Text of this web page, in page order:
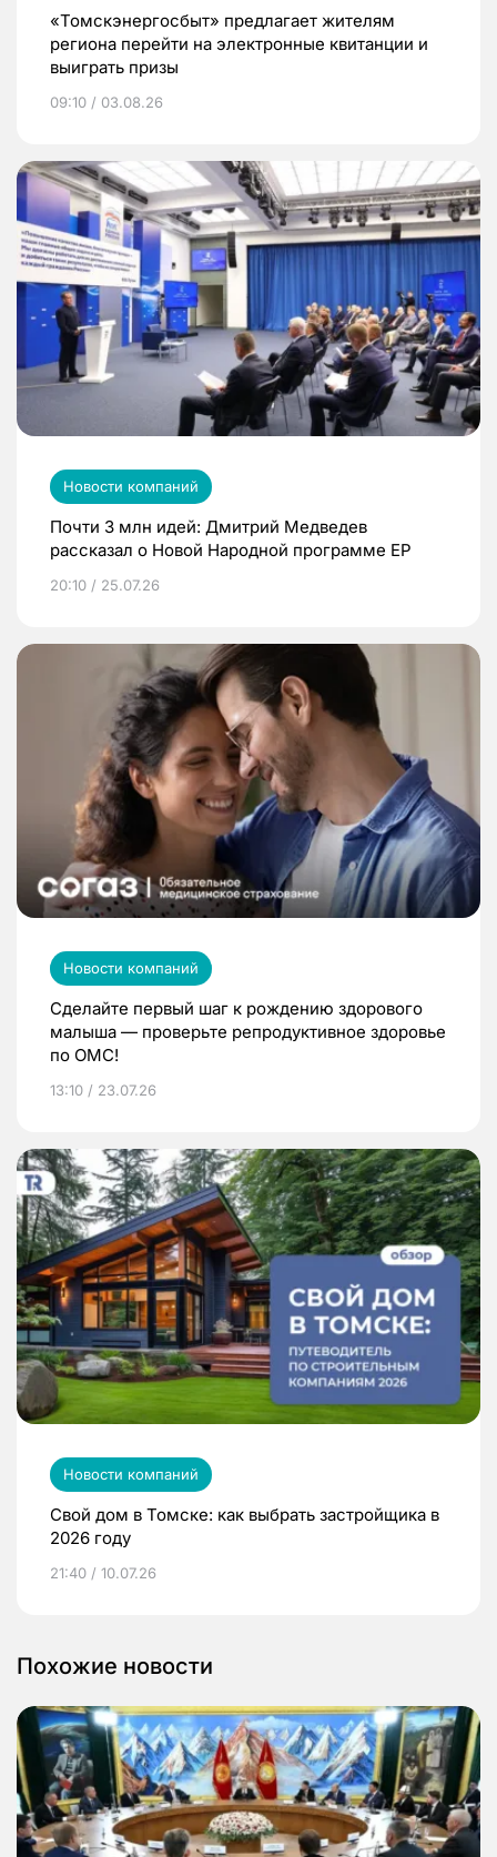
«Томскэнергосбыт» предлагает жителям
региона перейти на электронные квитанции и
выиграть призы
09:10 / 03.08.26
Новости компаний
Почти 3 млн идей: Дмитрий Медведев
рассказал о Новой Народной программе ЕР
20:10 / 25.07.26
Новости компаний
Сделайте первый шаг к рождению здорового
малыша — проверьте репродуктивное здоровье
по ОМС!
13:10 / 23.07.26
Новости компаний
Свой дом в Томске: как выбрать застройщика в
2026 году
21:40 / 10.07.26
Похожие новости